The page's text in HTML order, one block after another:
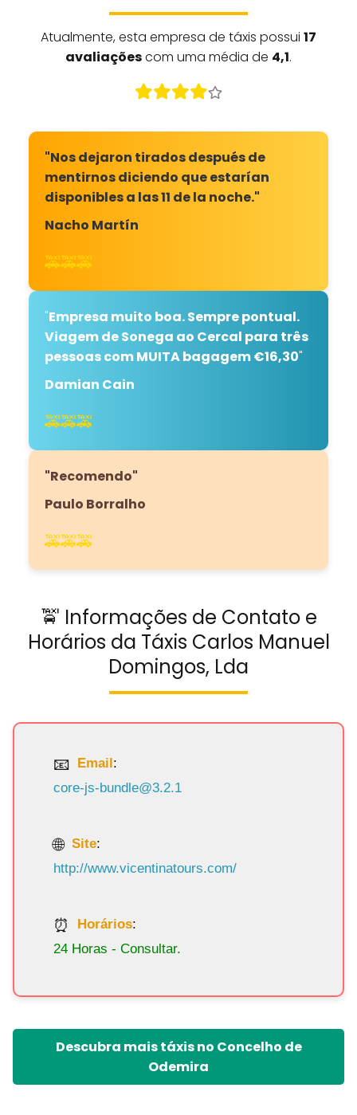
Atualmente, esta empresa de táxis possui 17
avaliaçõescom uma média de 4,1.
"Nos dejaron tirados después de
mentirnos diciendo que estarían
disponibles a las 11 de la noche."
Nacho Martín
🚕🚕🚕
"Empresa muito boa. Sempre pontual.
Viagem de Sonega ao Cercal para três
pessoas com MUITA bagagem €16,30"
Damian Cain
🚕🚕🚕
"Recomendo"
Paulo Borralho
🚕🚕🚕
🚖 Informações de Contato e
Horários da Táxis Carlos Manuel
Domingos, Lda
Email:
core-js-bundle@3.2.1
Site:
http://www.vicentinatours.com/
Horários:
24 Horas - Consultar.
Descubra mais táxis no Concelho de
Odemira